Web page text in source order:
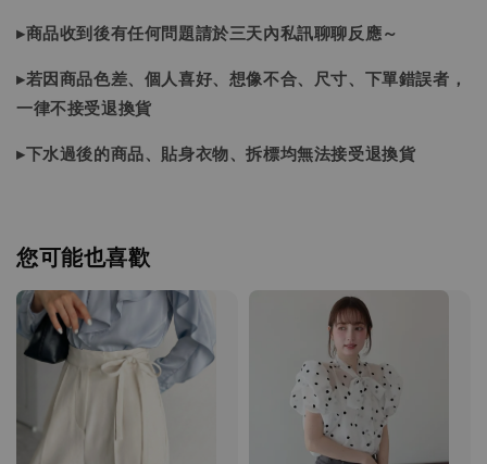
▸商品收到後有任何問題請於三天內私訊聊聊反應～
▸若因商品色差、個人喜好、想像不合、尺寸、下單錯誤者，
一律不接受退換貨
▸下水過後的商品、貼身衣物、拆標均無法接受退換貨
您可能也喜歡